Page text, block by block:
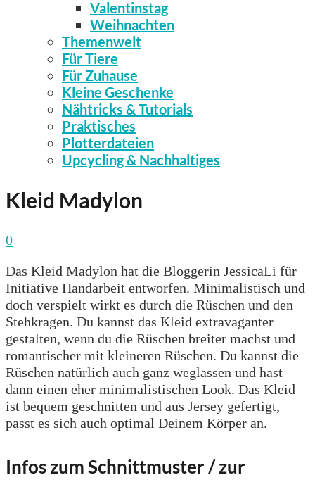
Valentinstag
Weihnachten
Themenwelt
Für Tiere
Für Zuhause
Kleine Geschenke
Nähtricks & Tutorials
Praktisches
Plotterdateien
Upcycling & Nachhaltiges
Kleid Madylon
0
Das Kleid Madylon hat die Bloggerin JessicaLi für
Initiative Handarbeit entworfen. Minimalistisch und
doch verspielt wirkt es durch die Rüschen und den
Stehkragen. Du kannst das Kleid extravaganter
gestalten, wenn du die Rüschen breiter machst und
romantischer mit kleineren Rüschen. Du kannst die
Rüschen natürlich auch ganz weglassen und hast
dann einen eher minimalistischen Look. Das Kleid
ist bequem geschnitten und aus Jersey gefertigt,
passt es sich auch optimal Deinem Körper an.
Infos zum Schnittmuster / zur